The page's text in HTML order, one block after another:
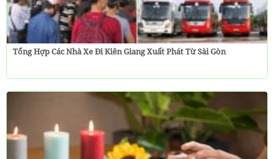
Tổng Hợp Các Nhà Xe Đi Kiên Giang Xuất Phát Từ Sài Gòn